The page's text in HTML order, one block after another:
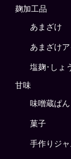
麹加工品
あまざけ
あまざけ
塩麹･しょ
甘味
味噌蔵ぱん
菓子
手作りジャ